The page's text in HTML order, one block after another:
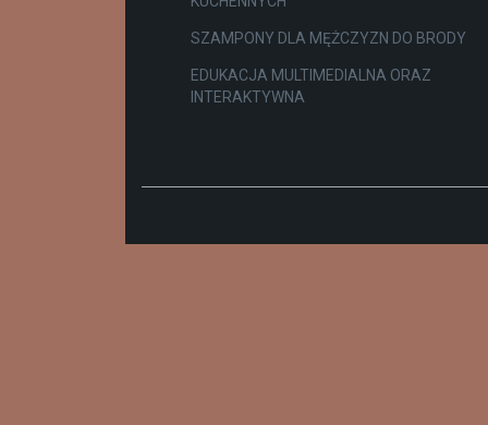
SZAMPONY DLA MĘŻCZYZN DO BRODY
EDUKACJA MULTIMEDIALNA ORAZ
INTERAKTYWNA